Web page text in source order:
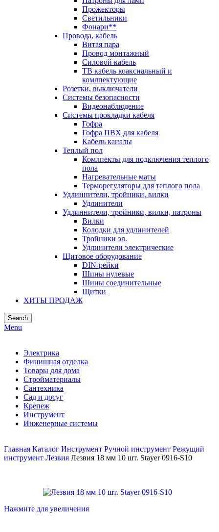
Прожекторы
Светильники
Фонари**
Провода, кабель
Витая пара
Провод монтажный
Силовой кабель
ТВ кабель коаксиальный и
комлпектующие
Розетки, выключатели
Системы безопасности
Видеонаблюдение
Системы прокладки кабеля
Гофра
Гофра ПВХ для кабеля
Кабель каналы
Теплый пол
Комлпекты для подключения теплого
пола
Нагревательные маты
Терморегуляторы для теплого пола
Удлиннители, тройники, вилки
Удлинители
Удлиннители, тройники, вилки, патроны
Вилки
Колодки для удлинителей
Тройники эл.
Удлинители электрические
Щитовое оборудование
DIN-рейки
Шины нулевые
Шины соединительные
Щитки
ХИТЫ ПРОДАЖ
Search
Menu
Электрика
Финишная отделка
Товары для дома
Стройматериалы
Сантехника
Сад и досуг
Крепеж
Инструмент
Инженерные системы
Главная Каталог Инструмент Ручной инструмент Режущий
инструмент Лезвия Лезвия 18 мм 10 шт. Stayer 0916-S10
Нажмите для увеличения